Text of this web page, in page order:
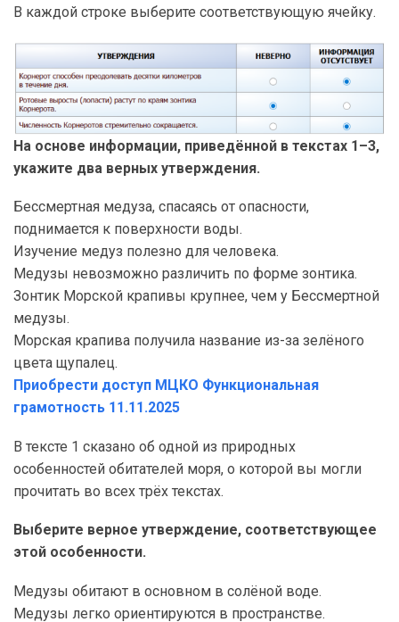
В каждой строке выберите соответствующую ячейку.
На основе информации, приведённой в текстах 1–3,
укажите два верных утверждения.
Бессмертная медуза, спасаясь от опасности,
поднимается к поверхности воды.
Изучение медуз полезно для человека.
Медузы невозможно различить по форме зонтика.
Зонтик Морской крапивы крупнее, чем у Бессмертной
медузы.
Морская крапива получила название из-за зелёного
цвета щупалец.
Приобрести доступ МЦКО Функциональная
грамотность 11.11.2025
В тексте 1 сказано об одной из природных
особенностей обитателей моря, о которой вы могли
прочитать во всех трёх текстах.
Выберите верное утверждение, соответствующее
этой особенности.
Медузы обитают в основном в солёной воде.
Медузы легко ориентируются в пространстве.